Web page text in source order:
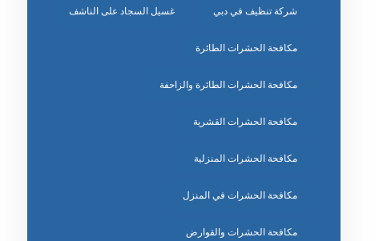
شركة تنظيف في دبي غسيل السجاد على الناشف
مكافحة الحشرات الطائرة
مكافحة الحشرات الطائرة والزاحفة
مكافحة الحشرات القشرية
مكافحة الحشرات المنزلية
مكافحة الحشرات في المنزل
مكافحة الحشرات والقوارض